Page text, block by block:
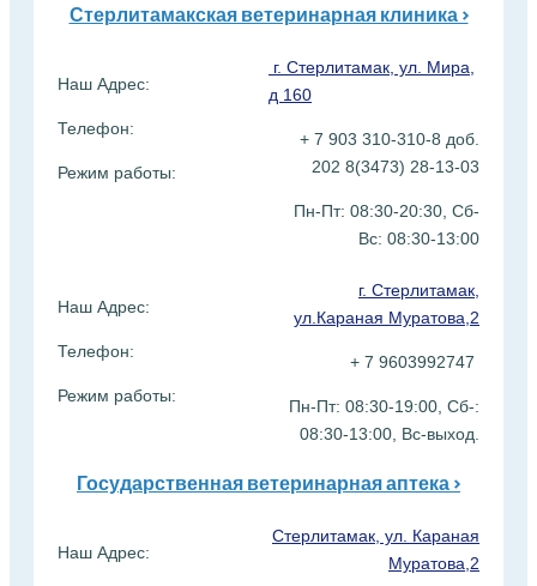
Стерлитамакская ветеринарная клиника >
Наш Адрес:
Телефон:
Режим работы:
г. Стерлитамак, ул. Мира,
д 160
+ 7 903 310-310-8 доб.
202 8(3473) 28-13-03
Пн-Пт: 08:30-20:30, Сб-
Вс: 08:30-13:00
Наш Адрес:
Телефон:
Режим работы:
г. Стерлитамак,
ул.Караная Муратова,2
+ 7 9603992747
Пн-Пт: 08:30-19:00, Сб-:
08:30-13:00, Вс-выход.
Государственная ветеринарная аптека >
Наш Адрес:
Стерлитамак, ул. Караная
Муратова,2